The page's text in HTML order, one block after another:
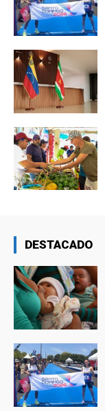
DESTACADO